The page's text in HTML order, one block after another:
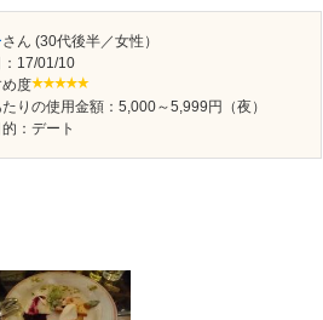
さん (30代後半／女性）
17/01/10
め度
りの使用金額：5,000～5,999円（夜）
：デート